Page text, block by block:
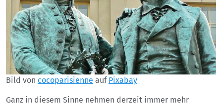
Bild von cocoparisienne auf Pixabay
Ganz in diesem Sinne nehmen derzeit immer mehr